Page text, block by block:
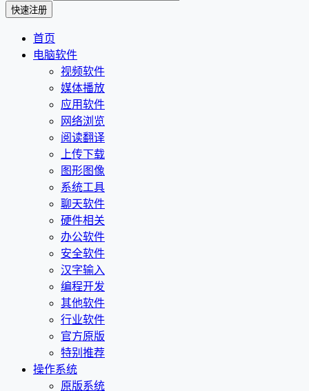
首页
电脑软件
视频软件
媒体播放
应用软件
网络浏览
阅读翻译
上传下载
图形图像
系统工具
聊天软件
硬件相关
办公软件
安全软件
汉字输入
编程开发
其他软件
行业软件
官方原版
特别推荐
操作系统
原版系统